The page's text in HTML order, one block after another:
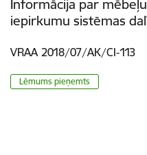
Informācija par
iepirkumu sistēmas
VRAA 2018/07/AK/CI-113
Lēmums pieņemts